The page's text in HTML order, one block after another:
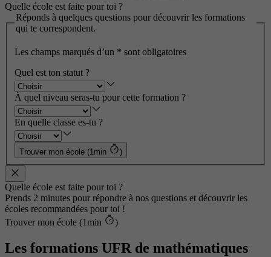
Quelle école est faite pour toi ?
Réponds à quelques questions pour découvrir les formations
qui te correspondent.
Les champs marqués d’un * sont obligatoires
Quel est ton statut ?
À quel niveau seras-tu pour cette formation ?
En quelle classe es-tu ?
Trouver mon école (1min )
Quelle école est faite pour toi ?
Prends 2 minutes pour répondre à nos questions et découvrir les
écoles recommandées pour toi !
Trouver mon école (1min
)
Les formations UFR de mathématiques